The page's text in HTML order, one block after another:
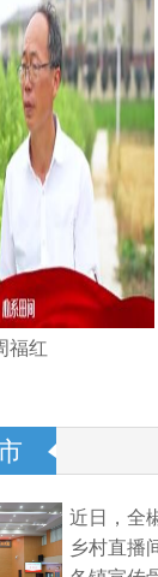
近日，全
乡村直播